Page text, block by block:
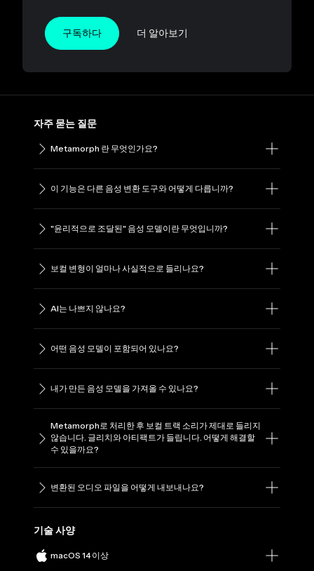
구독하다 더 알아보기
자주 묻는 질문
Metamorph 란 무엇인가요?
이 기능은 다른 음성 변환 도구와 어떻게 다릅니까?
"윤리적으로 조달된" 음성 모델이란 무엇입니까?
보컬 변형이 얼마나 사실적으로 들리나요?
AI는 나쁘지 않나요?
어떤 음성 모델이 포함되어 있나요?
내가 만든 음성 모델을 가져올 수 있나요?
Metamorph로 처리한 후 보컬 트랙 소리가 제대로 들리지
않습니다. 글리치와 아티팩트가 들립니다. 어떻게 해결할
수 있을까요?
변환된 오디오 파일을 어떻게 내보내나요?
기술 사양
macOS 14 이상